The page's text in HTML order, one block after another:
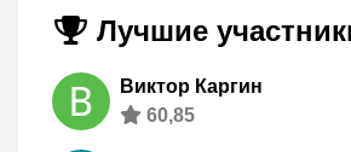
Лучшие
Виктор Каргин
60,85